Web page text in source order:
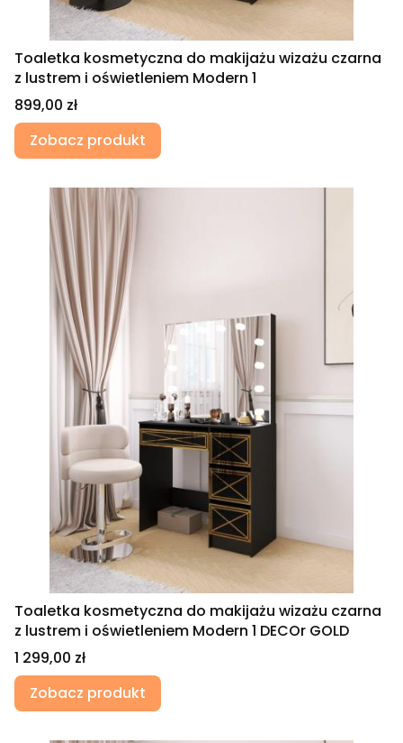
Toaletka kosmetyczna do makijażu wizażu czarna
z lustrem i oświetleniem Modern 1
Cena
899,00 zł
Zobacz produkt
Toaletka kosmetyczna do makijażu wizażu czarna
z lustrem i oświetleniem Modern 1 DECOr GOLD
Cena
1 299,00 zł
Zobacz produkt